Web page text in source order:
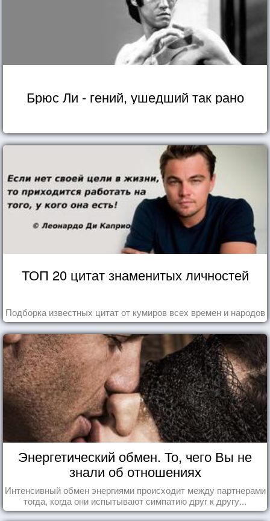
Брюс Ли - гений, ушедший так рано
ТОП 20 цитат знаменитых личностей
Подборка известных цитат от кумиров всех времен и народов
Энергетический обмен. То, чего Вы не
знали об отношениях
Интенсивный обмен энергиями происходит между партнерами
тогда, когда они испытывают симпатию друг к другу...